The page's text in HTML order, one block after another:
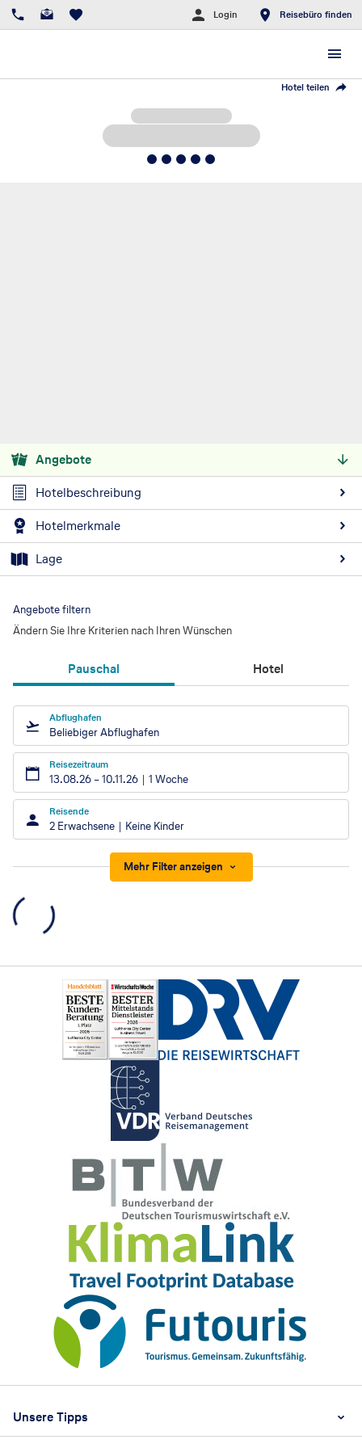
Login Reisebüro finden
Hotel teilen
5
Angebote
Hotelbeschreibung
Hotelmerkmale
Lage
Angebote filtern
Ändern Sie Ihre Kriterien nach Ihren Wünschen
Pauschal Hotel
Abflughafen
Beliebiger Abflughafen
Reisezeitraum
13.08.26 –10.11.26 1 Woche
Reisende
2 Erwachsene Keine Kinder
Mehr Filter anzeigen
Unsere Tipps